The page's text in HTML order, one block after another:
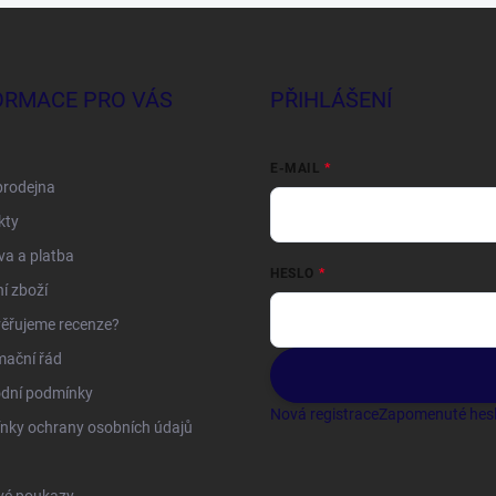
PRO VÁS
a platba
zboží
recenze?
řád
podmínky
ochrany osobních údajů
PŘIHLÁŠENÍ
E-MAIL
HESLO
Nová registraceZapomenuté